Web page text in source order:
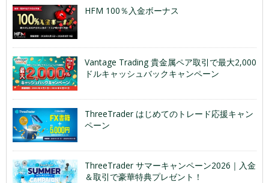
HFM 100％入金ボーナス
Vantage Trading 貴金属ペア取引で最大2,000
ドルキャッシュバックキャンペーン
ThreeTrader はじめてのトレード応援キャン
ペーン
ThreeTrader サマーキャンペーン2026｜入金
＆取引で豪華特典プレゼント！